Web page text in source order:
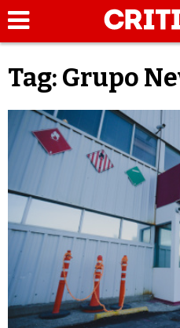
Tag: Grupo